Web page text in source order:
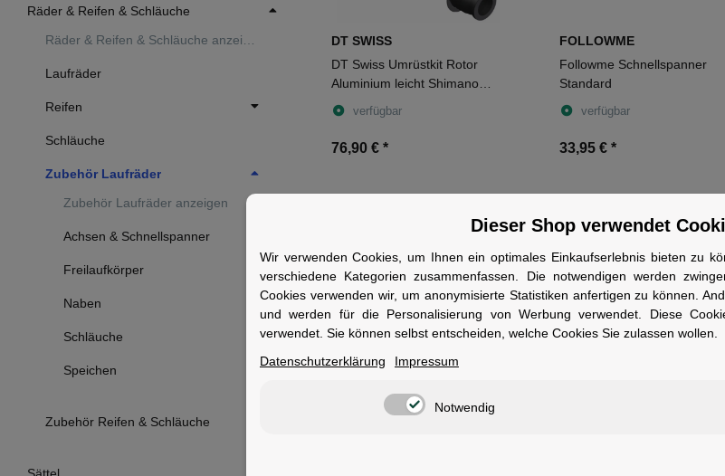
Räder & Reifen & Schläuche
Laufräder
Reifen
Schläuche
Zubehör Laufräder
Zubehör Laufräder anzeigen
Achsen & Schnellspanner
Freilaufkörper
Naben
Schläuche
Speichen
Zubehör Reifen & Schläuche
Sättel
DT SWISS
DT Swiss Umrüstkit Rotor
Aluminium leicht Shimano
MICRO SPLINE Strasse,
schwarz mit
Standardkugellager M inkl.
Adapter
verfügbar
76,90 € *
FOLLOWME
Followme Schnellspanner
Standard
verfügbar
33,95 € *
PITLOCK
Pitlock Set 03 silber
PRO
Dieser Shop verwendet
Wir verwenden Cookies, um Ihnen ein optimales Einkaufserlebnis bieten zu
verschiedene Kategorien zusammenfassen. Die notwendigen werden
Cookies verwenden wir, um anonymisierte Statistiken anfertigen zu können.
und werden für die Personalisierung von Werbung verwendet. Diese
verwendet. Sie können selbst entscheiden, welche Cookies Sie zulassen wollen.
Datenschutzerklärung
Impressum
Notwendig